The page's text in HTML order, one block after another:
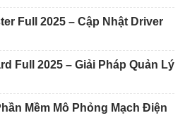
Full 2025 – Cập Nhật Driver
Full 2025 – Giải Pháp Quản Lý
Mềm Mô Phỏng Mạch Điện